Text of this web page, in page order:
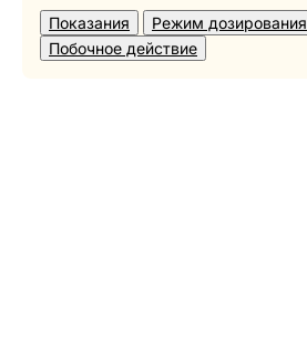
Показания
Режим дозирования
Побочное действие